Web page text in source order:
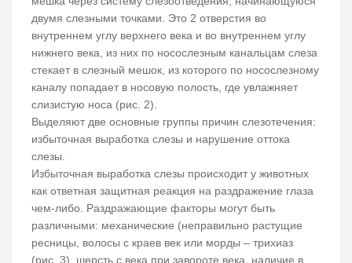
двумя слезными точками. Это 2 отверстия во
внутреннем углу верхнего века и во внутреннем углу
нижнего века, из них по носослезным канальцам слеза
стекает в слезный мешок, из которого по носослезному
каналу попадает в носовую полость, где увлажняет
слизистую носа (рис. 2).
Выделяют две основные группы причин слезотечения:
избыточная выработка слезы и нарушение оттока
слезы.
Избыточная выработка слезы происходит у животных
как ответная защитная реакция на раздражение глаза
чем-либо. Раздражающие факторы могут быть
различными: механические (неправильно растущие
ресницы, волосы с краев век или морды – трихиаз
(рис. 3), шерсть с века при завороте века, наличие в